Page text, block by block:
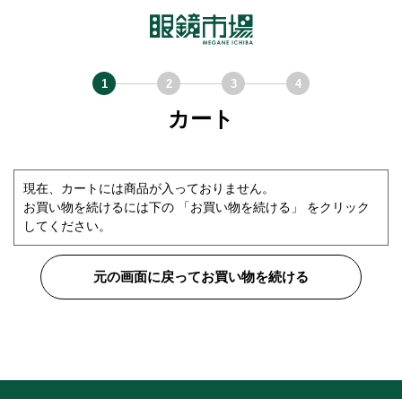
カート
現在、カートには商品が入っておりません。
お買い物を続けるには下の 「お買い物を続ける」 をクリック
してください。
元の画面に戻ってお買い物を続ける